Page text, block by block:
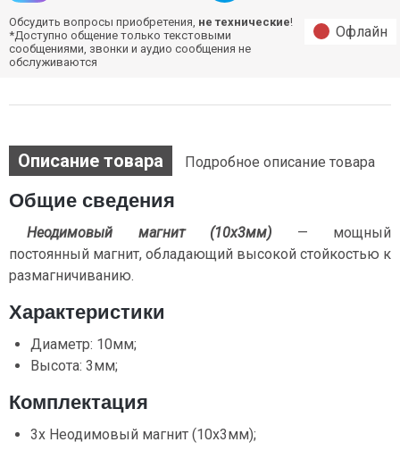
Обсудить вопросы приобретения, не технические!
*Доступно общение только текстовыми
сообщениями, звонки и аудио сообщения не
обслуживаются
Офлайн
Описание товара Подробное описание товара
Общие сведения
Неодимовый магнит (10х3мм) — мощный
постоянный магнит, обладающий высокой стойкостью к
размагничиванию.
Характеристики
Диаметр: 10мм;
Высота: 3мм;
Комплектация
3х Неодимовый магнит (10х3мм);